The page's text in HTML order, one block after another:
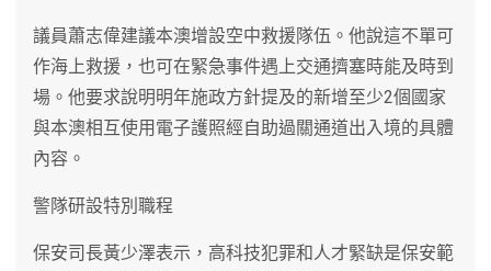
議員蕭志偉建議本澳增設空中救援隊伍。他說這不單可
作海上救援，也可在緊急事件遇上交通擠塞時能及時到
場。他要求說明明年施政方針提及的新增至少2個國家
與本澳相互使用電子護照經自助過關通道出入境的具體
內容。
警隊研設特別職程
保安司長黃少澤表示，高科技犯罪和人才緊缺是保安範